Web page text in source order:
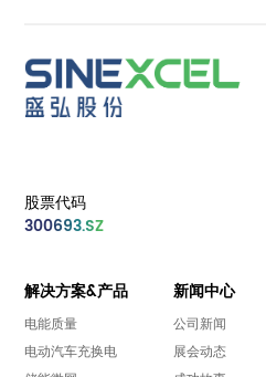
股票代码
300693.SZ
解决方案&产品
电能质量
电动汽车充换电
新闻中心
公司新闻
展会动态